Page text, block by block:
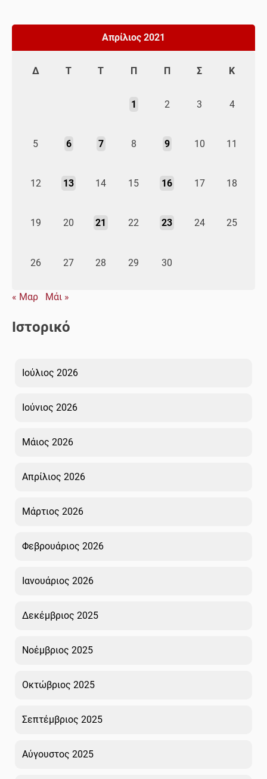
Απρίλιος 2021
Δ Τ Τ Π Π Σ Κ
1 2 3 4
5 6 7 8 9 10 11
12 13 14 15 16 17 18
19 20 21 22 23 24 25
26 27 28 29 30
« Μαρ Μάι »
Ιστορικό
Ιούλιος 2026
Ιούνιος 2026
Μάιος 2026
Απρίλιος 2026
Μάρτιος 2026
Φεβρουάριος 2026
Ιανουάριος 2026
Δεκέμβριος 2025
Νοέμβριος 2025
Οκτώβριος 2025
Σεπτέμβριος 2025
Αύγουστος 2025